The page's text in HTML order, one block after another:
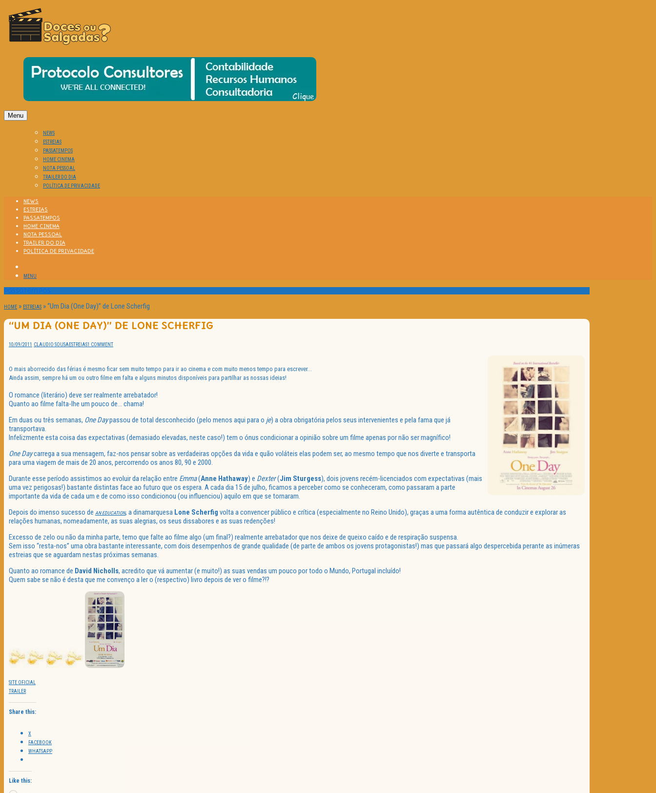
DOCES OU SALGADAS?
O Cinema? Uma Paixão!!
Menu
NEWS
ESTREIAS
PASSATEMPOS
HOME CINEMA
NOTA PESSOAL
TRAILER DO DIA
POLÍTICA DE PRIVACIDADE
NEWS
ESTREIAS
PASSATEMPOS
HOME CINEMA
NOTA PESSOAL
TRAILER DO DIA
POLÍTICA DE PRIVACIDADE
MENU
Passatempos
HOME » ESTREIAS »“Um Dia (One Day)” de Lone Scherfig
“UM DIA (ONE DAY)” DE LONE SCHERFIG
10/09/2011 CLAUDIO SOUSAESTREIAS1 COMMENT
O mais aborrecido das férias é mesmo ficar sem muito tempo para ir ao cinema e com muito menos tempo para escrever…
Ainda assim, sempre há um ou outro filme em falta e alguns minutos disponíveis para partilhar as nossas ideias!
O romance (literário) deve ser realmente arrebatador!
Quanto ao filme falta-lhe um pouco de… chama!
Em duas ou três semanas, One Daypassou de total desconhecido (pelo menos aqui para o je) a obra obrigatória pelos seus intervenientes e pela fama que já
transportava.
Infelizmente esta coisa das expectativas (demasiado elevadas, neste caso!) tem o ónus condicionar a opinião sobre um filme apenas por não ser magnífico!
One Daycarrega a sua mensagem, faz-nos pensar sobre as verdadeiras opções da vida e quão voláteis elas podem ser, ao mesmo tempo que nos diverte e transporta
para uma viagem de mais de 20 anos, percorrendo os anos 80, 90 e 2000.
Durante esse período assistimos ao evoluir da relação entre Emma(Anne Hathaway) e Dexter(Jim Sturgess), dois jovens recém-licenciados com expectativas (mais
uma vez perigosas!) bastante distintas face ao futuro que os espera. A cada dia 15 de julho, ficamos a perceber como se conheceram, como passaram a parte
importante da vida de cada um e de como isso condicionou (ou influenciou) aquilo em que se tornaram.
Depois do imenso sucesso de AN EDUCATION, a dinamarquesa Lone Scherfig volta a convencer público e crítica (especialmente no Reino Unido), graças a uma forma autêntica de conduzir e explorar as
relações humanas, nomeadamente, as suas alegrias, os seus dissabores e as suas redenções!
Excesso de zelo ou não da minha parte, temo que falte ao filme algo (um final?) realmente arrebatador que nos deixe de queixo caído e de respiração suspensa.
Sem isso “resta-nos” uma obra bastante interessante, com dois desempenhos de grande qualidade (de parte de ambos os jovens protagonistas!) mas que passará algo despercebida perante as inúmeras
estreias que se aguardam nestas próximas semanas.
Quanto ao romance de David Nicholls, acredito que vá aumentar (e muito!) as suas vendas um pouco por todo o Mundo, Portugal incluído!
Quem sabe se não é desta que me convenço a ler o (respectivo) livro depois de ver o filme?!?
SITE OFICIAL
TRAILER
Share this:
X
FACEBOOK
WHATSAPP
Like this: